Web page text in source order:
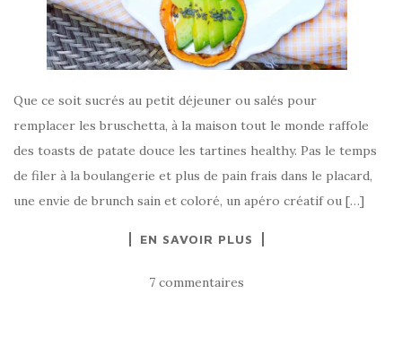
Que ce soit sucrés au petit déjeuner ou salés pour
remplacer les bruschetta, à la maison tout le monde raffole
des toasts de patate douce les tartines healthy. Pas le temps
de filer à la boulangerie et plus de pain frais dans le placard,
une envie de brunch sain et coloré, un apéro créatif ou […]
EN SAVOIR PLUS
7 commentaires